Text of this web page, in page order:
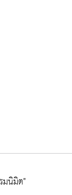
มนิมิต"